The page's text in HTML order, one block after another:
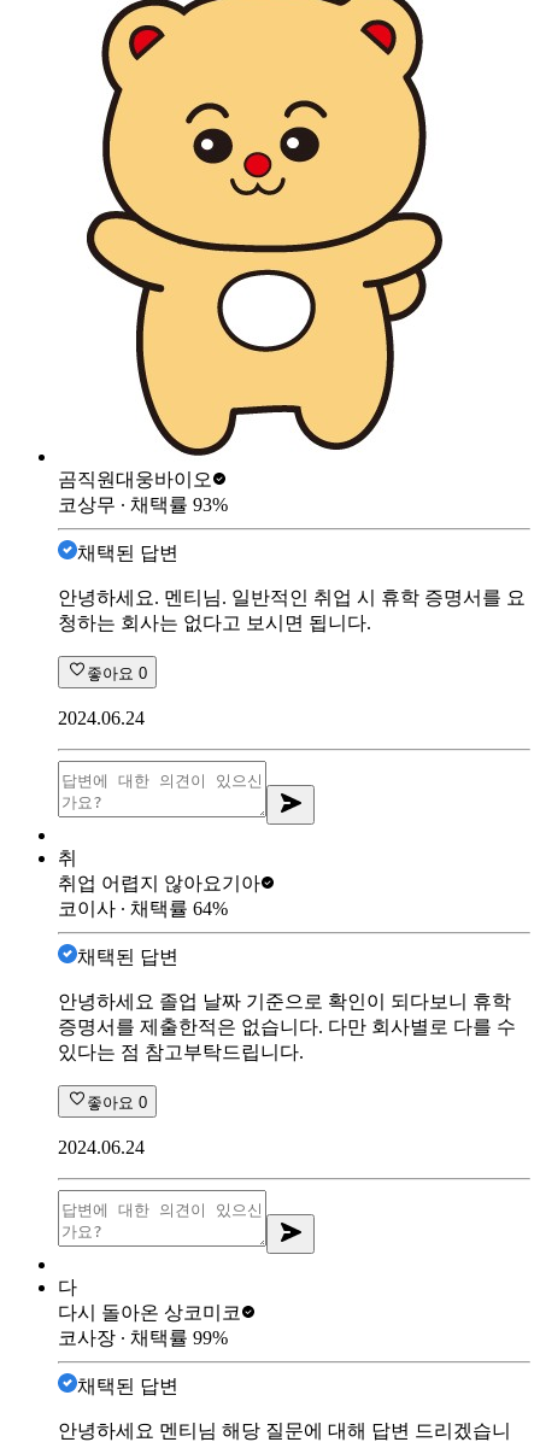
곰직원대웅바이오
코상무 ∙ 채택률 93%
채택된 답변
안녕하세요. 멘티님. 일반적인 취업 시 휴학 증명서를 요
청하는 회사는 없다고 보시면 됩니다.
좋아요 0
2024.06.24
취
취업 어렵지 않아요기아
코이사 ∙ 채택률 64%
채택된 답변
안녕하세요 졸업 날짜 기준으로 확인이 되다보니 휴학
증명서를 제출한적은 없습니다. 다만 회사별로 다를 수
있다는 점 참고부탁드립니다.
좋아요 0
2024.06.24
다
다시 돌아온 상코미코
코사장 ∙ 채택률 99%
채택된 답변
안녕하세요 멘티님 해당 질문에 대해 답변 드리겠습니